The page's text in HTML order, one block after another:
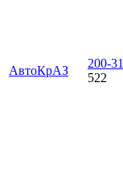
АвтоКрАЗ
200-
522